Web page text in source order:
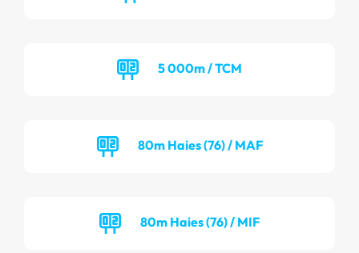
5 000m / TCM
80m Haies (76) / MAF
80m Haies (76) / MIF